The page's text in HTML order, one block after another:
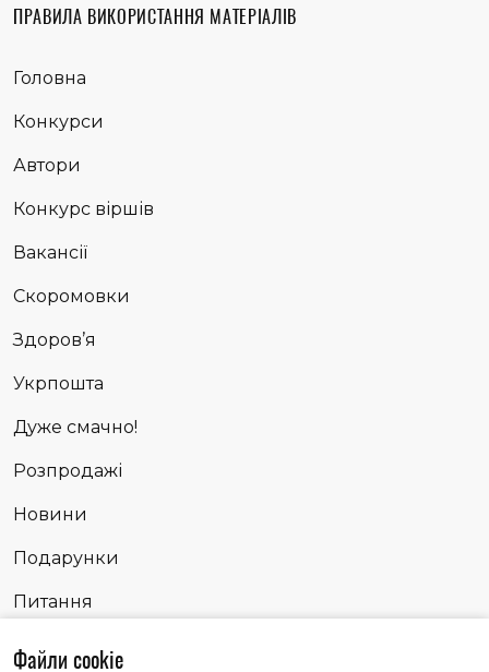
ПРАВИЛА ВИКОРИСТАННЯ МАТЕРІАЛІВ
Головна
Конкурси
Автори
Конкурс віршів
Вакансії
Скоромовки
Здоров’я
Укрпошта
Дуже смачно!
Розпродажі
Новини
Подарунки
Питання
Сповідь
Файли cookie